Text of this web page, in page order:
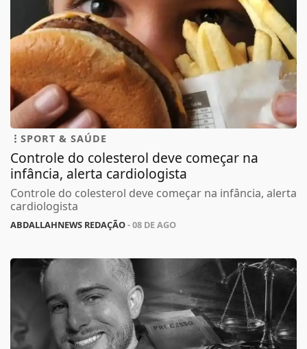
SPORT & SAÚDE
Controle do colesterol deve começar na
infância, alerta cardiologista
Controle do colesterol deve começar na infância, alerta
cardiologista
ABDALLAHNEWS REDAÇÃO- 08 DE AGO